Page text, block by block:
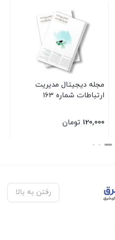
مجله دیجیتال مدیریت
ارتباطات شماره 163
120,000 تومان
بستن
رفتن به بالا